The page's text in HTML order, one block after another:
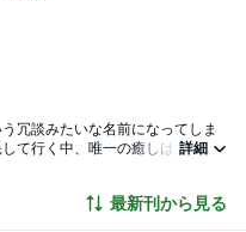
冗談みたいな名前になってしま
て行く中、唯一の癒しは大学で
女木はいらない事で悩んでいる
詳細
最新刊から見る